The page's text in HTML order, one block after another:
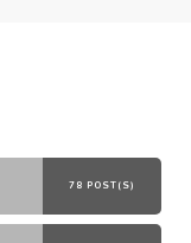
78 POST(S)